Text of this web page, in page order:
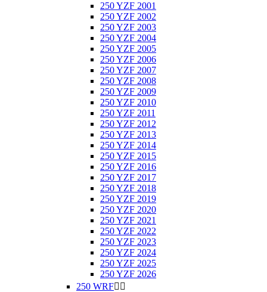
250 YZF 2001
250 YZF 2002
250 YZF 2003
250 YZF 2004
250 YZF 2005
250 YZF 2006
250 YZF 2007
250 YZF 2008
250 YZF 2009
250 YZF 2010
250 YZF 2011
250 YZF 2012
250 YZF 2013
250 YZF 2014
250 YZF 2015
250 YZF 2016
250 YZF 2017
250 YZF 2018
250 YZF 2019
250 YZF 2020
250 YZF 2021
250 YZF 2022
250 YZF 2023
250 YZF 2024
250 YZF 2025
250 YZF 2026
250 WRF 